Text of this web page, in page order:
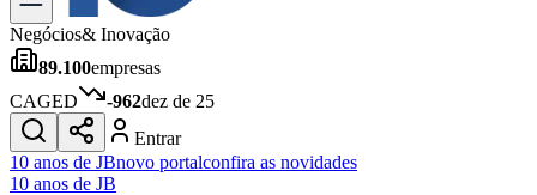
Dia a Dia & Lazer
Gastronomia
Cinema & Shows
JogosNovo
Para Sua Empresa
Negócios& Inovação
89.100empresas
CAGED
-962dez de 25
Entrar
10 anos de JBnovo portalconfira as novidades
10 anos de JB